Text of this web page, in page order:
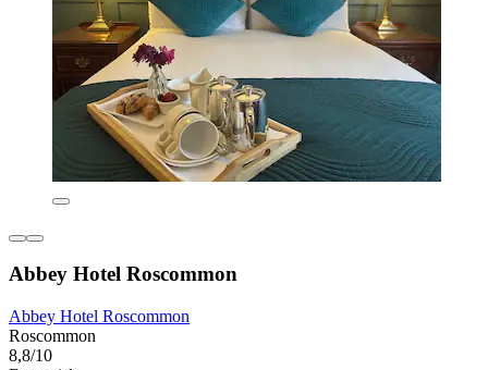
Abbey Hotel Roscommon
Abbey Hotel Roscommon
Roscommon
8,8/10